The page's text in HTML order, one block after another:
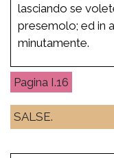
lasciando se
presemolo; ed in
minutamente.
I.16
SALSE.